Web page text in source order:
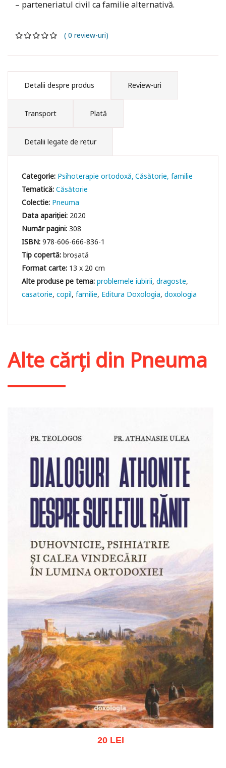
– parteneriatul civil ca familie alternativă.
( 0 review-uri)
Detalii despre produs Review-uri
Transport Plată
Detalii legate de retur
Categorie: Psihoterapie ortodoxă Căsătorie, familie
Tematică:Căsătorie
Colectie: Pneuma
Data apariției: 2020
Număr pagini:308
ISBN:978-606-666-836-1
Tip copertă:broșată
Format carte: 13 x 20 cm
problemele iubirii dragoste
casatorie copil familie Editura Doxologia doxologia
Alte cărți din Pneuma
20 LEI